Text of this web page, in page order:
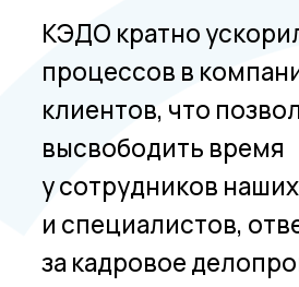
сэкономили почти 188 тысяч
рабочих часов после перевода
кадровых сервисов в цифровой
вид.